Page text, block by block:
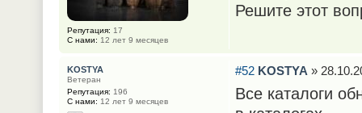
Решите этот
Репутация: 17
С нами: 12 лет 9 месяцев
#52 KOSTYA »
Все каталоги
KOSTYA
Ветеран
Репутация: 196
С нами: 12 лет 9 месяцев